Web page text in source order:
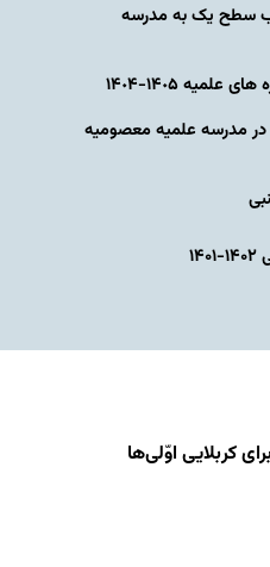
سطح یک به مدرسه
١۴٠۵-١۴٠۴
مدرسه علمیه معصومیه
کربلایی اوّلی‌ها